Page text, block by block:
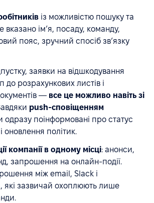
із можливістю пошуку та
вказано ім’я, посаду, команду,
пояс, зручний спосіб зв’язку
заявки на відшкодування
до розрахункових листів і
— все це можливо навіть зі
push-сповіщенням
одразу поінформовані про статус
оновлення політик.
компанії в одному місці: анонси,
запрошення на онлайн-події.
між email, Slack і
які зазвичай охоплюють лише